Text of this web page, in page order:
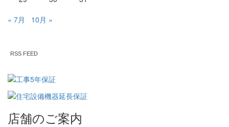
« 7月
10月 »
RSS FEED
店舗のご案内